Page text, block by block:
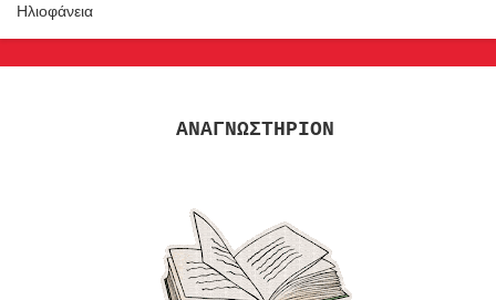
Ηλιοφάνεια
ΑΝΑΓΝΩΣΤΗΡΙΟΝ